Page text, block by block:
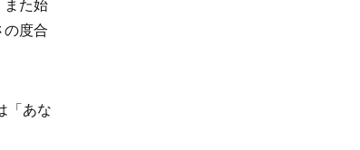
また始
の度合
「あな